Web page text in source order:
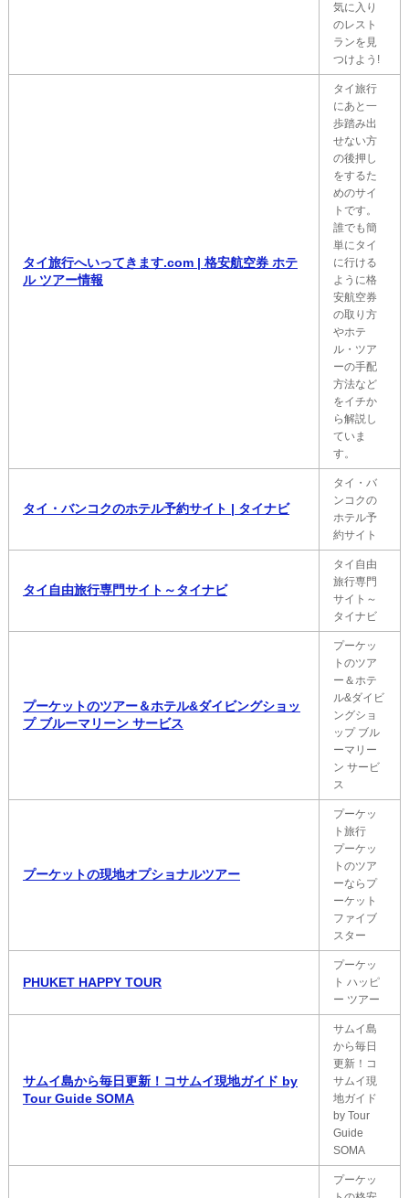
気に入り
のレスト
ランを見
つけよう!
タイ旅行へいってきます.com | 格安航空券 ホテ
ル ツアー情報
タイ旅行
にあと一
歩踏み出
せない方
の後押し
をするた
めのサイ
トです。
誰でも簡
単にタイ
に行ける
ように格
安航空券
の取り方
やホテ
ル・ツア
ーの手配
方法など
をイチか
ら解説し
ていま
す。
タイ・バンコクのホテル予約サイト | タイナビ
タイ・バ
ンコクの
ホテル予
約サイト
タイ自由旅行専門サイト～タイナビ
タイ自由
旅行専門
サイト～
タイナビ
プーケットのツアー＆ホテル&ダイビングショッ
プ ブルーマリーン サービス
プーケッ
トのツア
ー＆ホテ
ル&ダイビ
ングショ
ップ ブル
ーマリー
ン サービ
ス
プーケットの現地オプショナルツアー
プーケッ
ト旅行
プーケッ
トのツア
ーならプ
ーケット
ファイブ
スター
PHUKET HAPPY TOUR
プーケッ
ト ハッピ
ー ツアー
サムイ島から毎日更新！コサムイ現地ガイド by
Tour Guide SOMA
サムイ島
から毎日
更新！コ
サムイ現
地ガイド
by Tour
Guide
SOMA
プーケッ